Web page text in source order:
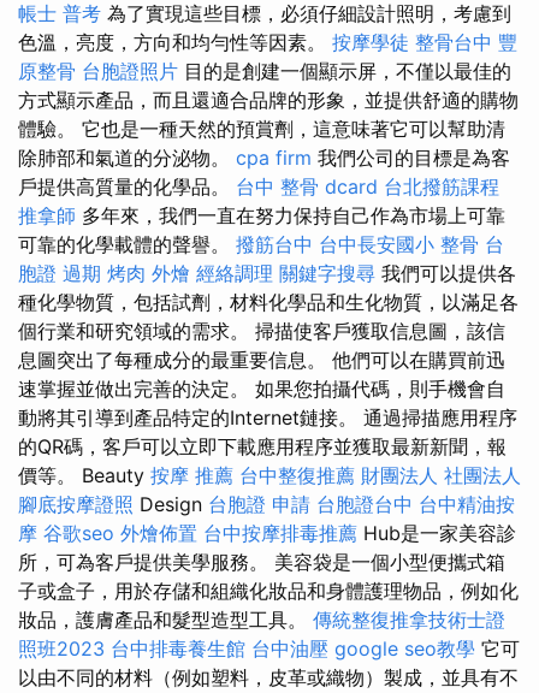
帳士 普考 為了實現這些目標，必須仔細設計照明，考慮到
色溫，亮度，方向和均勻性等因素。 按摩學徒 整骨台中 豐
原整骨 台胞證照片 目的是創建一個顯示屏，不僅以最佳的
方式顯示產品，而且還適合品牌的形象，並提供舒適的購物
體驗。 它也是一種天然的預賞劑，這意味著它可以幫助清
除肺部和氣道的分泌物。 cpa firm 我們公司的目標是為客
戶提供高質量的化學品。 台中 整骨 dcard 台北撥筋課程
推拿師 多年來，我們一直在努力保持自己作為市場上可靠
可靠的化學載體的聲譽。 撥筋台中 台中長安國小 整骨 台
胞證 過期 烤肉 外燴 經絡調理 關鍵字搜尋 我們可以提供各
種化學物質，包括試劑，材料化學品和生化物質，以滿足各
個行業和研究領域的需求。 掃描使客戶獲取信息圖，該信
息圖突出了每種成分的最重要信息。 他們可以在購買前迅
速掌握並做出完善的決定。 如果您拍攝代碼，則手機會自
動將其引導到產品特定的Internet鏈接。 通過掃描應用程序
的QR碼，客戶可以立即下載應用程序並獲取最新新聞，報
價等。 Beauty 按摩 推薦 台中整復推薦 財團法人 社團法人
腳底按摩證照 Design 台胞證 申請 台胞證台中 台中精油按
摩 谷歌seo 外燴佈置 台中按摩排毒推薦 Hub是一家美容診
所，可為客戶提供美學服務。 美容袋是一個小型便攜式箱
子或盒子，用於存儲和組織化妝品和身體護理物品，例如化
妝品，護膚產品和髮型造型工具。 傳統整復推拿技術士證
照班2023 台中排毒養生館 台中油壓 google seo教學 它可
以由不同的材料（例如塑料，皮革或織物）製成，並具有不